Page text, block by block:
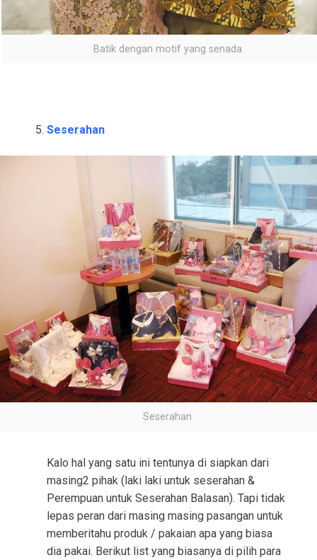
Batik dengan motif yang senada
Seserahan
Seserahan
Kalo hal yang satu ini tentunya di siapkan dari
masing2 pihak (laki laki untuk seserahan &
Perempuan untuk Seserahan Balasan). Tapi tidak
lepas peran dari masing masing pasangan untuk
memberitahu produk / pakaian apa yang biasa
dia pakai. Berikut list yang biasanya di pilih para